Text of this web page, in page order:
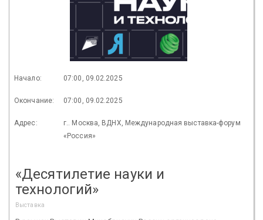
Начало: 07:00, 09.02.2025
Окончание: 07:00, 09.02.2025
Адрес:
г.. Москва, ВДНХ, Международная выставка-форум
«Россия»
«Десятилетие науки и
технологий»
Выставка